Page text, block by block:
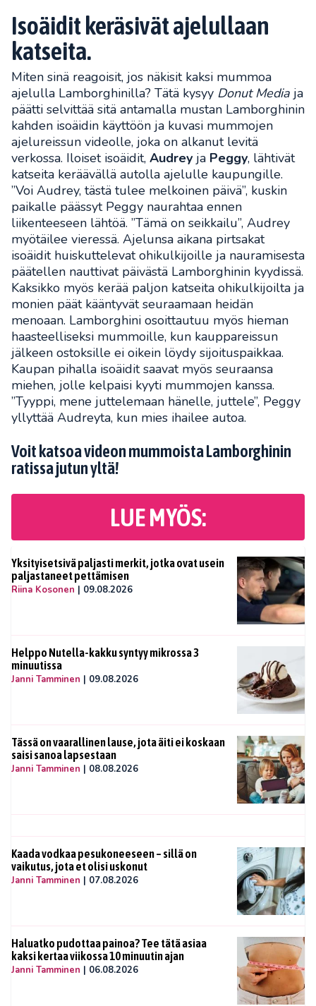
Isoäidit keräsivät ajelullaan
katseita.
Miten sinä reagoisit, jos näkisit kaksi mummoa
ajelulla Lamborghinilla? Tätä kysyy Donut Media ja
päätti selvittää sitä antamalla mustan Lamborghinin
kahden isoäidin käyttöön ja kuvasi mummojen
ajelureissun videolle, joka on alkanut levitä
verkossa. Iloiset isoäidit, Audrey ja Peggy, lähtivät
katseita keräävällä autolla ajelulle kaupungille.
”Voi Audrey, tästä tulee melkoinen päivä”, kuskin
paikalle päässyt Peggy naurahtaa ennen
liikenteeseen lähtöä. ”Tämä on seikkailu”, Audrey
myötäilee vieressä. Ajelunsa aikana pirtsakat
isoäidit huiskuttelevat ohikulkijoille ja nauramisesta
päätellen nauttivat päivästä Lamborghinin kyydissä.
Kaksikko myös kerää paljon katseita ohikulkijoilta ja
monien päät kääntyvät seuraamaan heidän
menoaan. Lamborghini osoittautuu myös hieman
haasteelliseksi mummoille, kun kauppareissun
jälkeen ostoksille ei oikein löydy sijoituspaikkaa.
Kaupan pihalla isoäidit saavat myös seuraansa
miehen, jolle kelpaisi kyyti mummojen kanssa.
”Tyyppi, mene juttelemaan hänelle, juttele”, Peggy
yllyttää Audreyta, kun mies ihailee autoa.
Voit katsoa videon mummoista Lamborghinin
ratissa jutun yltä!
LUE MYÖS:
Yksityisetsivä paljasti merkit, jotka ovat usein
paljastaneet pettämisen
Riina Kosonen | 09.08.2026
Helppo Nutella-kakku syntyy mikrossa 3
minuutissa
Janni Tamminen | 09.08.2026
Tässä on vaarallinen lause, jota äiti ei koskaan
saisi sanoa lapsestaan
Janni Tamminen | 08.08.2026
Kaada vodkaa pesukoneeseen – sillä on
vaikutus, jota et olisi uskonut
Janni Tamminen | 07.08.2026
Haluatko pudottaa painoa? Tee tätä asiaa
kaksi kertaa viikossa 10 minuutin ajan
Janni Tamminen | 06.08.2026